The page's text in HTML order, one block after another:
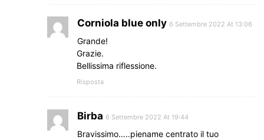
Corniola blue only 6 Settembre 2022 At 13:06
Grande!
Grazie.
Bellissima riflessione.
Risposta
Birba 6 Settembre 2022 At 19:44
Bravissimo…..piename centrato il tuo